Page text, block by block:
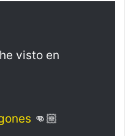
visto en
👊🏼